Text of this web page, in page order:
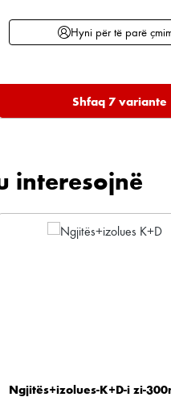
Hyni për të parë
Shfaq 7 variante
interesojnë
Ngjitës+izolues-K+D-i zi-